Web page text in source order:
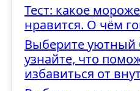
Тест: какое
нравится. О чём
Выберите уютный
узнайте, что
избавиться от